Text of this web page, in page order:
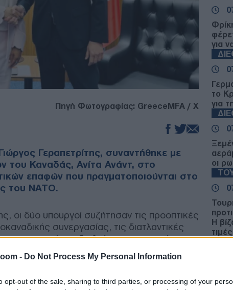
- Do Not Process My Personal Information
opt-out of the sale, sharing to third parties, or processing of your
Πηγή Φωτογραφίας: GreeceMFA / X
Γεραπετρίτης, συναντήθηκε με
του Καναδάς, Ανίτα Ανάντ, στο
επαφών που πραγματοποιούνται στο
του ΝΑΤΟ.
οι δύο υπουργοί συζήτησαν τις προοπτικές
συνεργασίας, τις διατλαντικές
που αφορούν τη διεθνή αρχιτεκτονική
για
το
για
οι
Η
τιμές